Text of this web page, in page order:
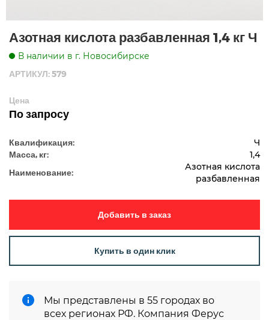
Азотная кислота разбавленная 1,4 кг Ч
В наличии в г. Новосибирске
АРТИКУЛ: 579
Цена
По запросу
Квалификация: Ч
Масса, кг: 1,4
Наименование:
Азотная кислота
разбавленная
Добавить в заказ
Купить в один клик
Мы представлены в 55 городах во
всех регионах РФ. Компания Ферус